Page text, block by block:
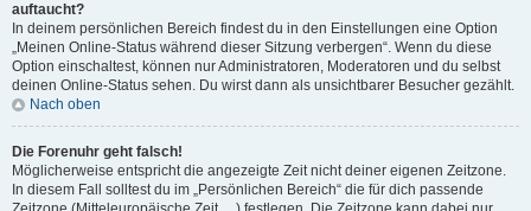
auftaucht?
In deinem persönlichen Bereich findest du in den Einstellungen eine Option
„Meinen Online-Status während dieser Sitzung verbergen“. Wenn du diese
Option einschaltest, können nur Administratoren, Moderatoren und du selbst
deinen Online-Status sehen. Du wirst dann als unsichtbarer Besucher gezählt.
Nach oben
Die Forenuhr geht falsch!
Möglicherweise entspricht die angezeigte Zeit nicht deiner eigenen Zeitzone.
In diesem Fall solltest du im „Persönlichen Bereich“ die für dich passende